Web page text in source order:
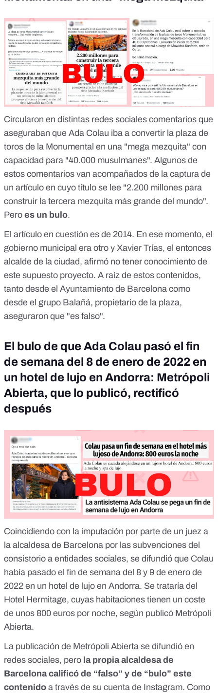
Circularon en distintas redes sociales comentarios que
aseguraban que Ada Colau iba a convertir la plaza de
toros de la Monumental en una "mega mezquita" con
capacidad para "40.000 musulmanes". Algunos de
estos comentarios van acompañados de la captura de
un artículo en cuyo título se lee "2.200 millones para
construir la tercera mezquita más grande del mundo".
Pero es un bulo.
El artículo en cuestión es de 2014. En ese momento, el
gobierno municipal era otro y Xavier Trías, el entonces
alcalde de la ciudad, afirmó no tener conocimiento de
este supuesto proyecto. A raíz de estos contenidos,
tanto desde el Ayuntamiento de Barcelona como
desde el grupo Balañá, propietario de la plaza,
aseguraron que "es falso".
El bulo de que Ada Colau pasó el fin
de semana del 8 de enero de 2022 en
un hotel de lujo en Andorra: Metrópoli
Abierta, que lo publicó, rectificó
después
Coincidiendo con la imputación por parte de un juez a
la alcaldesa de Barcelona por las subvenciones del
consistorio a entidades sociales, se difundió que Colau
había pasado el fin de semana del 8 y 9 de enero de
2022 en un hotel de lujo en Andorra. Se trataría del
Hotel Hermitage, cuyas habitaciones tienen un coste
de unos 800 euros por noche, según publicó Metrópoli
Abierta.
La publicación de Metrópoli Abierta se difundió en
redes sociales, pero la propia alcaldesa de
Barcelona calificó de “falso” y de “bulo” este
contenido a través de su cuenta de Instagram. Como